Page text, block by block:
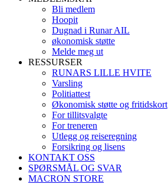
Bli medlem
Hoopit
Dugnad i Runar AIL
økonomisk støtte
Melde meg ut
RESSURSER
RUNARS LILLE HVITE
Varsling
Politiattest
Økonomisk støtte og fritidskort
For tillitsvalgte
For treneren
Utlegg og reiseregning
Forsikring og lisens
KONTAKT OSS
SPØRSMÅL OG SVAR
MACRON STORE